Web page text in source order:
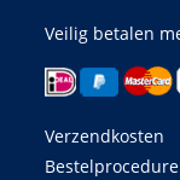
Veilig betalen
Verzendkosten
Bestelprocedure